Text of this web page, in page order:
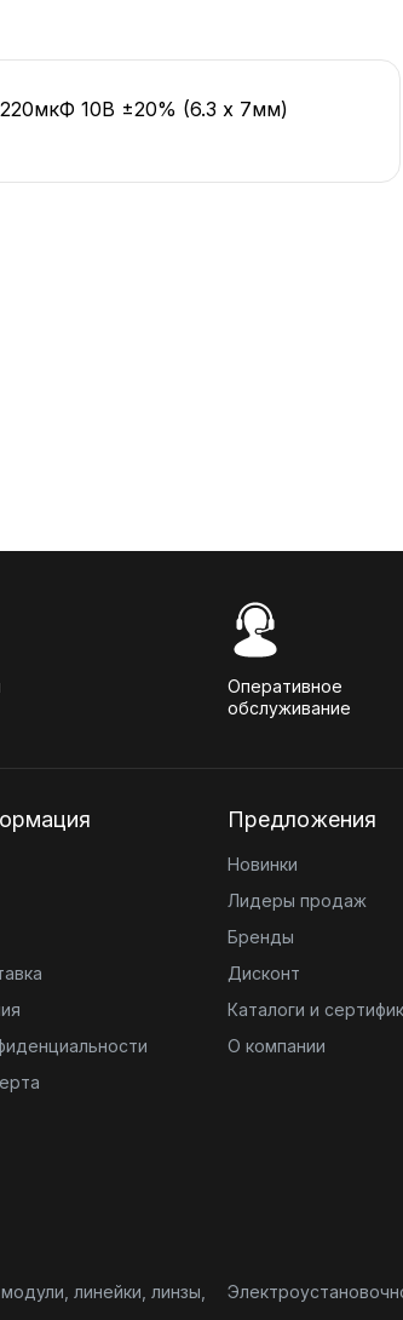
10В ±20% (6.3 х 7мм)
Оперативное
обслуживание
Предложения
Новинки
Лидеры продаж
Бренды
Дисконт
Каталоги и
О компании
линейки, линзы,